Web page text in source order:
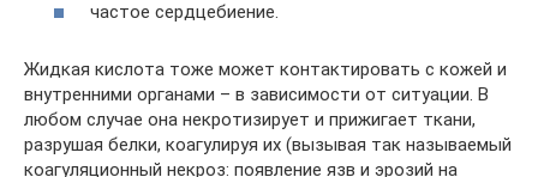
частое сердцебиение.
Жидкая кислота тоже может контактировать с кожей и
внутренними органами – в зависимости от ситуации. В
любом случае она некротизирует и прижигает ткани,
разрушая белки, коагулируя их (вызывая так называемый
коагуляционный некроз: появление язв и эрозий на